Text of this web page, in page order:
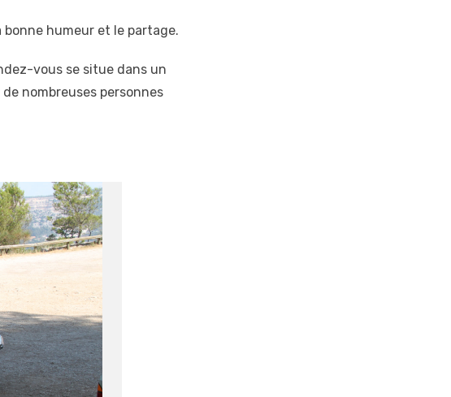
humeur et le partage.
vous se situe dans un
nombreuses personnes